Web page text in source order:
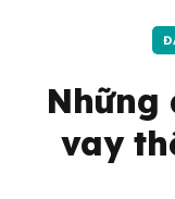
Những
vay